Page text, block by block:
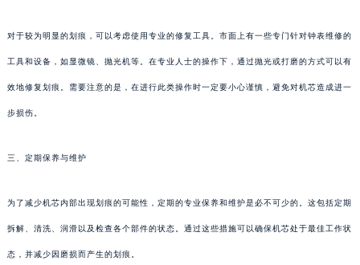
对于较为明显的划痕，可以考虑使用专业的修复工具。市面上有一些专门针对钟表维修的
工具和设备，如显微镜、抛光机等。在专业人士的操作下，通过抛光或打磨的方式可以有
效地修复划痕。需要注意的是，在进行此类操作时一定要小心谨慎，避免对机芯造成进一
步损伤。
三、定期保养与维护
为了减少机芯内部出现划痕的可能性，定期的专业保养和维护是必不可少的。这包括定期
拆解、清洗、润滑以及检查各个部件的状态。通过这些措施可以确保机芯处于最佳工作状
态，并减少因磨损而产生的划痕。